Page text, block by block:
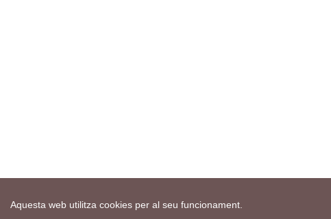
Aquesta web utilitza cookies per al seu funcionament.